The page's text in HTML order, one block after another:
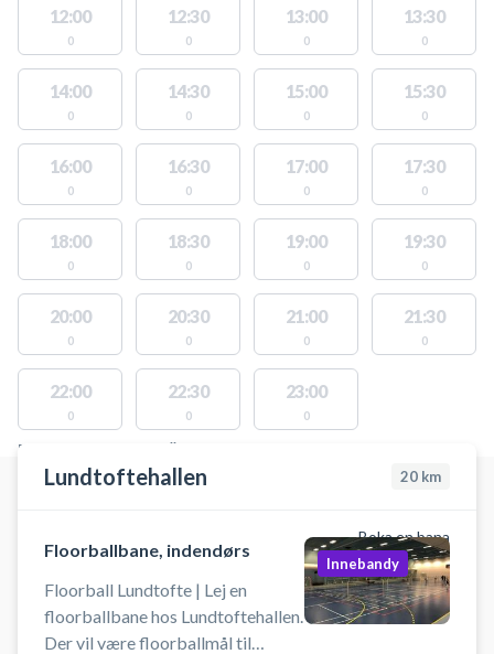
12:00
0
12:30
0
13:00
0
13:30
0
14:00
0
14:30
0
15:00
0
15:30
0
16:00
0
16:30
0
17:00
0
17:30
0
18:00
0
18:30
0
19:00
0
19:30
0
20:00
0
20:30
0
21:00
0
21:30
0
22:00
0
22:30
0
23:00
0
PLATSER MED TILLGÄNGLIGA AKTIVITETER
Lundtoftehallen 20 km
Boka en bana
Floorballbane, indendørs
Floorball Lundtofte | Lej en
floorballbane hos Lundtoftehallen.
Der vil være floorballmål til
Innebandy